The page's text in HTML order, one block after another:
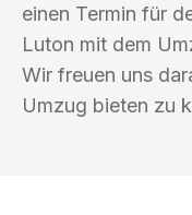
einen Termin für
Luton mit dem
Wir freuen uns
Umzug bieten zu